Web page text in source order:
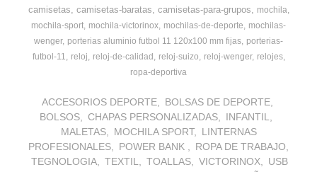
camisetas camisetas-baratas camisetas-para-grupos
mochila
mochila-sport mochila-victorinox mochilas-de-deporte
mochilas-
wenger porterias aluminio futbol 11 120x100 mm fijas porterias-
futbol-11
reloj reloj-de-calidad reloj-suizo reloj-wenger
relojes
ropa-deportiva
ACCESORIOS DEPORTE
BOLSAS DE DEPORTE
BOLSOS
CHAPAS PERSONALIZADAS
INFANTIL
MALETAS
MOCHILA SPORT
LINTERNAS
PROFESIONALES
POWER BANK
ROPA DE TRABAJO
TEGNOLOGIA
TEXTIL TOALLAS VICTORINOX
USB